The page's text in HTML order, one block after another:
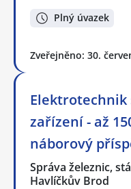
Plný úvazek
Zveřejněno: 30.
zařízení - až
náborový
Správa železnic,
Havlíčkův Brod